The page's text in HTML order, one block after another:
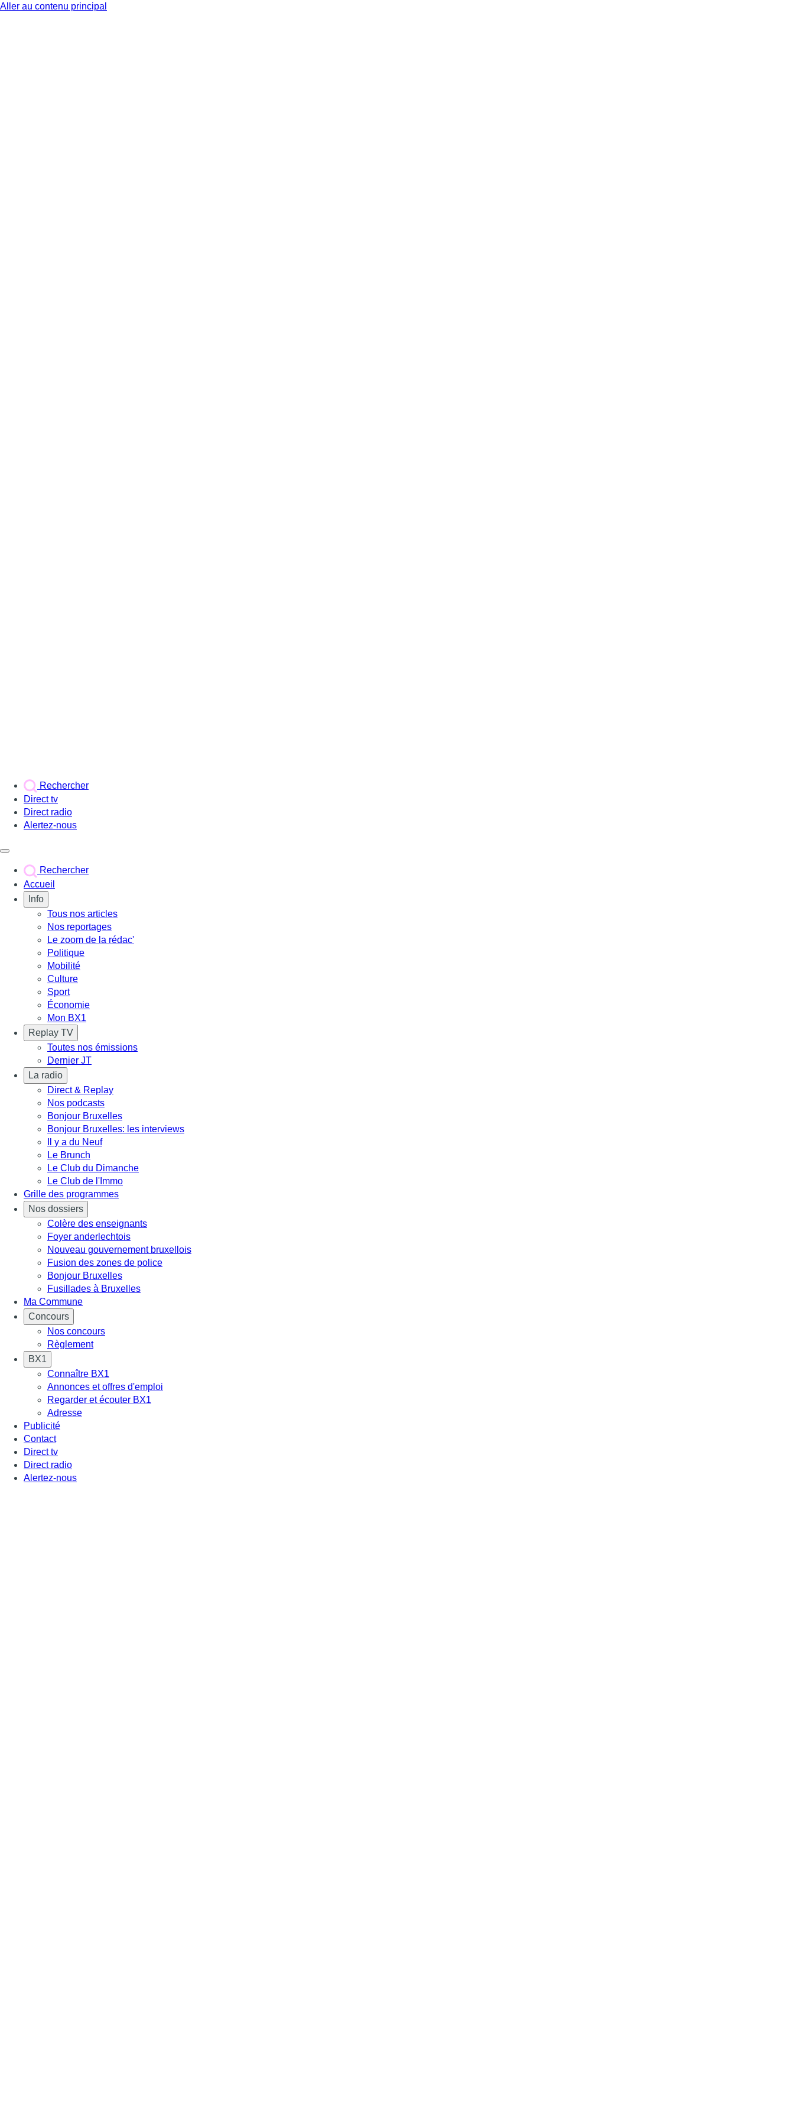
Aller au contenu principal
Rechercher
Direct tv
Direct radio
Alertez-nous
Rechercher
Accueil
Info
Tous nos articles
Nos reportages
Le zoom de la rédac'
Politique
Mobilité
Culture
Sport
Économie
Mon BX1
Replay TV
Toutes nos émissions
Dernier JT
La radio
Direct & Replay
Nos podcasts
Bonjour Bruxelles
Bonjour Bruxelles: les interviews
Il y a du Neuf
Le Brunch
Le Club du Dimanche
Le Club de l'Immo
Grille des programmes
Nos dossiers
Colère des enseignants
Foyer anderlechtois
Nouveau gouvernement bruxellois
Fusion des zones de police
Bonjour Bruxelles
Fusillades à Bruxelles
Ma Commune
Concours
Nos concours
Règlement
BX1
Connaître BX1
Annonces et offres d'emploi
Regarder et écouter BX1
Adresse
Publicité
Contact
Direct tv
Direct radio
Alertez-nous